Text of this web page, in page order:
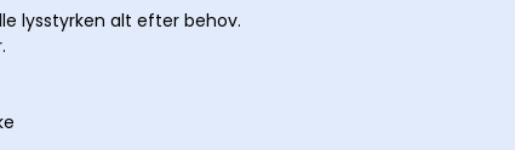
lysstyrken alt efter behov.